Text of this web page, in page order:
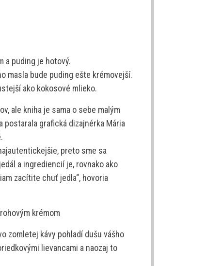
a puding je hotový.
masla bude puding ešte krémovejší.
ako kokosové mlieko.
ale kniha je sama o sebe malým
postarala grafická dizajnérka Mária
preto sme sa
a ingrediencií je, rovnako ako
zacítite chuť jedla“, hovoria
krémom
zomletej kávy pohladí dušu vášho
lievancami a naozaj to